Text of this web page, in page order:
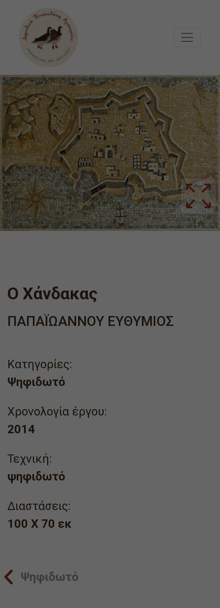
Ο Χάνδακας
ΠΑΠΑΪΩΑΝΝΟΥ ΕΥΘΥΜΙΟΣ
Κατηγορίες:
Ψηφιδωτό
Χρονολογία έργου:
2014
Τεχνική:
ψηφιδωτό
Διαστάσεις:
100 X 70 εκ
Ψηφιδωτό